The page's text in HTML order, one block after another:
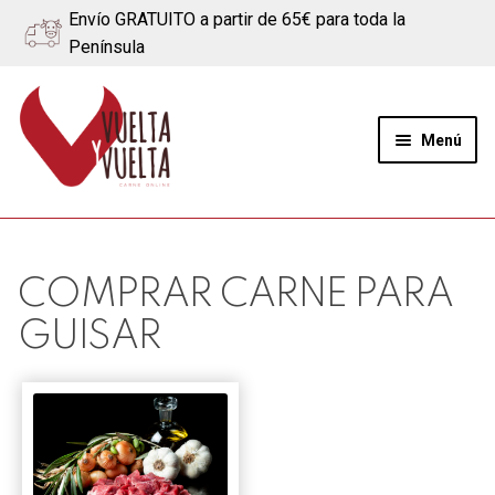
Envío GRATUITO a partir de 65€ para toda la
Península
Ir
a
navegación
Ir
al
contenido
Menú
Quiénes somos
hijo
Ternera
Cerdo
Quesos
COMPRAR CARNE PARA
GUISAR